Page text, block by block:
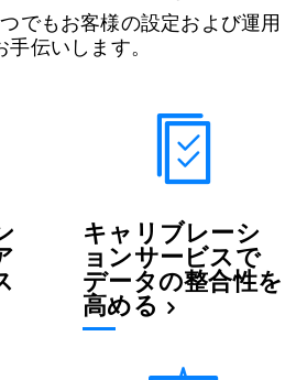
でもお客様の設定および運用
手伝いします。
キャリブレーシ
ョンサービスで
データの整合性を
高める